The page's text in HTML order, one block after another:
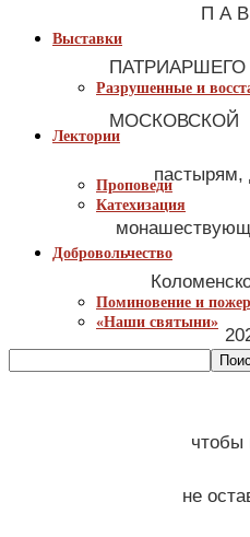
Выставки
Разрушенные и
Лектории
Проповеди
Катехизация
Добровольчество
Поминовение и
«Наши святыни»
П А
МОСКОВСКОЙ
пастырям,
чтобы
не